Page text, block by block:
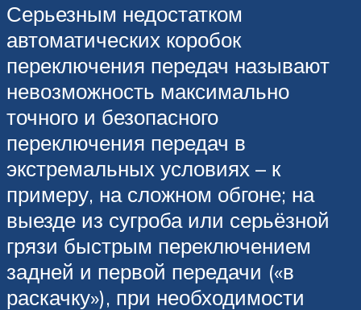
Серьезным недостатком
автоматических коробок
переключения передач называют
невозможность максимально
точного и безопасного
переключения передач в
экстремальных условиях – к
примеру, на сложном обгоне; на
выезде из сугроба или серьёзной
грязи быстрым переключением
задней и первой передачи («в
раскачку»), при необходимости